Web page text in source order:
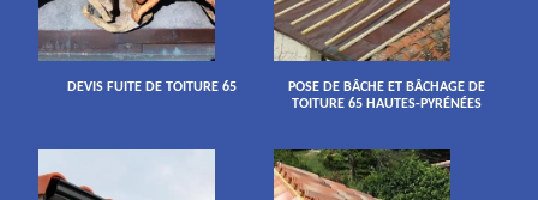
DEVIS FUITE DE TOITURE 65
POSE DE BÂCHE ET BÂCHAGE DE
TOITURE 65 HAUTES-PYRÉNÉES